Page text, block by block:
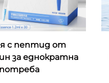
с пептид от
за еднократна